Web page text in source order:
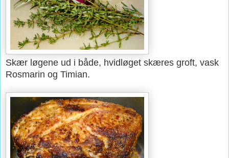
Skær løgene ud i både, hvidløget skæres groft, vask
Rosmarin og Timian.